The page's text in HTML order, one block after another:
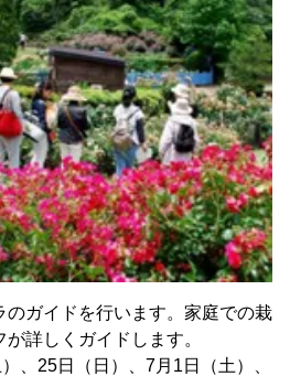
のガイドを行います。家庭での栽
詳しくガイドします。
、25日（日）、7月1日（土）、